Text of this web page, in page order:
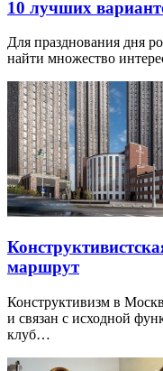
10 лучших
Для празднования дня
найти множество
маршрут
Конструктивизм в
и связан с исходной
клуб…